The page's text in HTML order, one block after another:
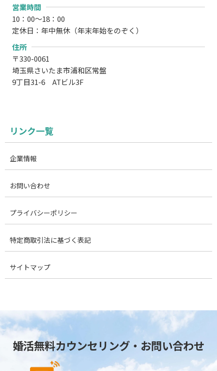
営業時間
10：00～18：00
定休日：年中無休（年末年始をのぞく）
住所
〒330-0061
埼玉県さいたま市浦和区常盤
9丁目31-6 ATビル3F
リンク一覧
企業情報
お問い合わせ
プライバシーポリシー
特定商取引法に基づく表記
サイトマップ
婚活無料カウンセリング・お問い合わせ